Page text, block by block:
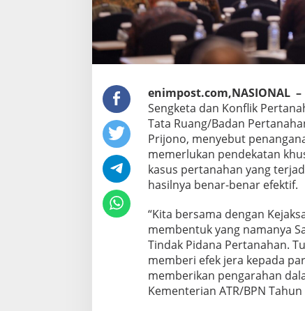
enimpost.com,NASIONAL –
Sengketa dan Konflik
Tata Ruang/Badan
Prijono, menyebut
memerlukan pendekatan
kasus pertanahan yang
hasilnya benar-benar efektif.
“Kita bersama dengan
membentuk yang namanya
Tindak Pidana Pertanahan.
memberi efek jera kepada
memberikan pengarahan
Kementerian ATR/BPN